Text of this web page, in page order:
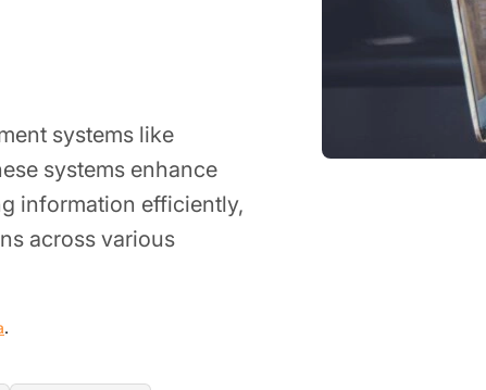
systems like
systems enhance
information efficiently,
across various
.